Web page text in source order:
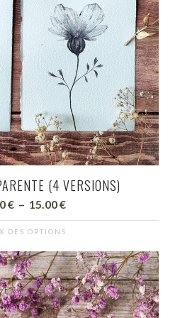
(4 VERSIONS)
€ – 15.00€Plage
de
10.00 €
à
15.00 €
DES OPTIONS